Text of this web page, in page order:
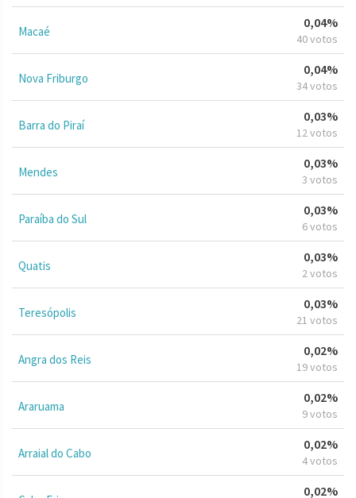
Macaé
0,04%
40 votos
Nova Friburgo
0,04%
34 votos
Barra do Piraí
0,03%
12 votos
Mendes
0,03%
3 votos
Paraíba do Sul
0,03%
6 votos
Quatis
0,03%
2 votos
Teresópolis
0,03%
21 votos
Angra dos Reis
0,02%
19 votos
Araruama
0,02%
9 votos
Arraial do Cabo
0,02%
4 votos
0,02%